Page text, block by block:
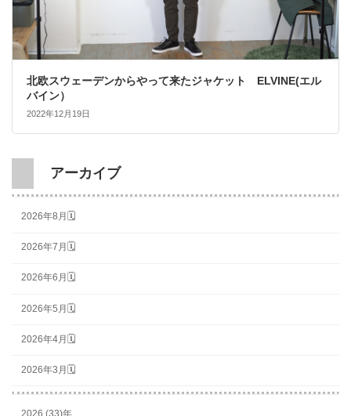
北欧スウェーデンからやって来たジャケット ELVINE(エル
バイン）
2022年12月19日
アーカイブ
2026年8月🗓
2026年7月🗓
2026年6月🗓
2026年5月🗓
2026年4月🗓
2026年3月🗓
2026 (33)年